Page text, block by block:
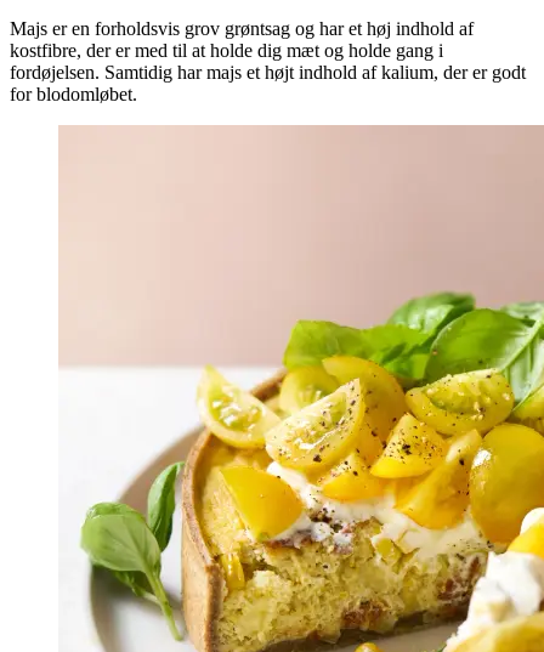
Majs er en forholdsvis grov grøntsag og har et høj indhold af
kostfibre, der er med til at holde dig mæt og holde gang i
fordøjelsen. Samtidig har majs et højt indhold af kalium, der er godt
for blodomløbet.